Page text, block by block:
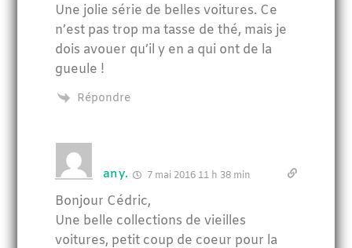
Une jolie série de belles voitures. Ce
n’est pas trop ma tasse de thé, mais je
dois avouer qu’il y en a qui ont de la
gueule !
Répondre
any. 7 mai 2016 11 h 38 min
Bonjour Cédric,
Une belle collections de vieilles
voitures, petit coup de coeur pour la